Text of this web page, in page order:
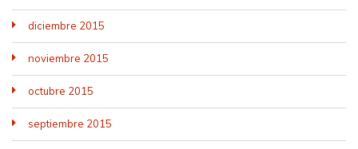
diciembre 2015
noviembre 2015
octubre 2015
septiembre 2015